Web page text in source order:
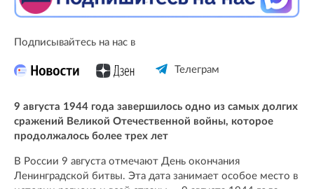
Подписывайтесь на нас в
Телеграм
9 августа 1944 года завершилось одно из самых долгих
сражений Великой Отечественной войны, которое
продолжалось более трех лет
В России 9 августа отмечают День окончания
Ленинградской битвы. Эта дата занимает особое место в